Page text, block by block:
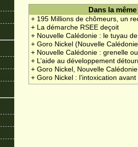
Dans la
+ 195 Millions de chômeurs, un
+ La démarche RSEE deçoit
+ Nouvelle Calédonie : le tuyau
+ Goro Nickel (Nouvelle
+ Nouvelle Calédonie : grenelle
+ L’aide au développement
+ Goro Nickel, Nouvelle
+ Goro Nickel : l’intoxication